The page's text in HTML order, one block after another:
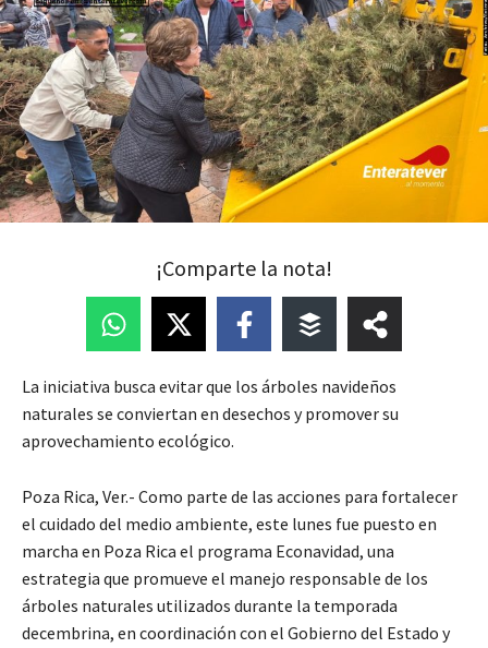
¡Comparte la nota!
La iniciativa busca evitar que los árboles navideños
naturales se conviertan en desechos y promover su
aprovechamiento ecológico.
Poza Rica, Ver.- Como parte de las acciones para fortalecer
el cuidado del medio ambiente, este lunes fue puesto en
marcha en Poza Rica el programa Econavidad, una
estrategia que promueve el manejo responsable de los
árboles naturales utilizados durante la temporada
decembrina, en coordinación con el Gobierno del Estado y